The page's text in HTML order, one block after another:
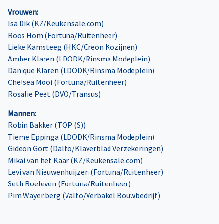
Vrouwen:
Isa Dik (KZ/Keukensale.com)
Roos Hom (Fortuna/Ruitenheer)
Lieke Kamsteeg (HKC/Creon Kozijnen)
Amber Klaren (LDODK/Rinsma Modeplein)
Danique Klaren (LDODK/Rinsma Modeplein)
Chelsea Mooi (Fortuna/Ruitenheer)
Rosalie Peet (DVO/Transus)
Mannen:
Robin Bakker (TOP (S))
Tieme Eppinga (LDODK/Rinsma Modeplein)
Gideon Gort (Dalto/Klaverblad Verzekeringen)
Mikai van het Kaar (KZ/Keukensale.com)
Levi van Nieuwenhuijzen (Fortuna/Ruitenheer)
Seth Roeleven (Fortuna/Ruitenheer)
Pim Wayenberg (Valto/Verbakel Bouwbedrijf)